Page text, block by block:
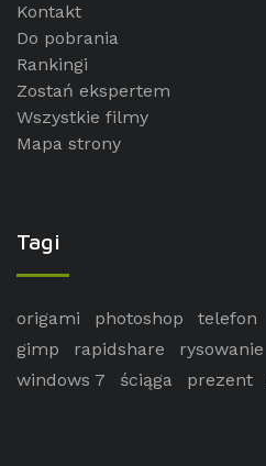
Kontakt
Do pobrania
Rankingi
Zostań ekspertem
Wszystkie filmy
Mapa strony
Tagi
origami photoshop telefon
gimp
rapidshare rysowanie
windows 7
ściąga prezent